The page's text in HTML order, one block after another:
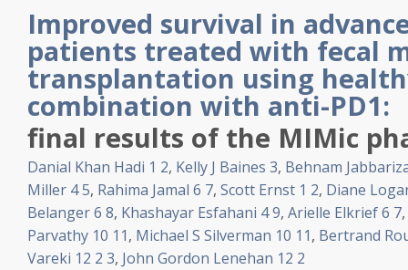
Improved survival in
patients treated with fecal
transplantation using
combination with anti-PD1:
final results of the MIMic
Danial Khan Hadi 1 2, Kelly J Baines 3, Behnam
Miller 45, Rahima Jamal 6 7, Scott Ernst 1 2, Diane
Belanger6 8, Khashayar Esfahani 49, Arielle Elkrief6 7,
Parvathy 10 11, Michael S Silverman 10 11, Bertrand
Vareki 12 2 3, John Gordon Lenehan 12 2